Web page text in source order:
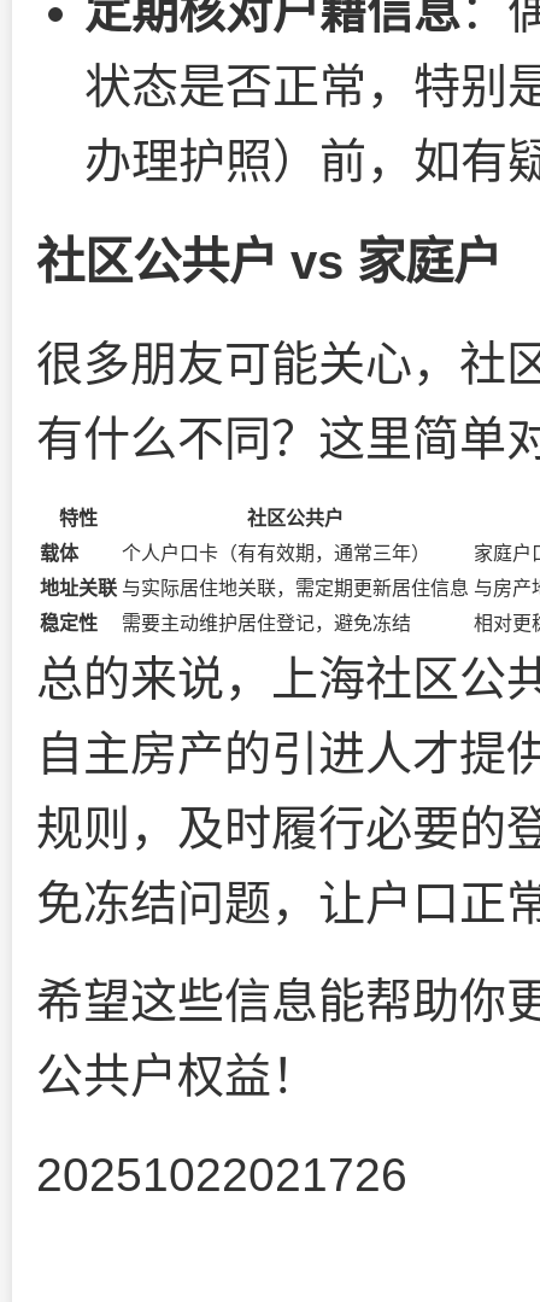
定期核对户籍信息：
状态是否正常，特别
办理护照）前，如有
社区公共户 vs 家庭户
很多朋友可能关心，社
有什么不同？这里简单
特性
社区公共户
载体
个人户口卡（有有效期，通常三年）
家庭户
地址关联 与实际居住地关联，需定期更新居住信息 与房产
稳定性
需要主动维护居住登记，避免冻结 相对更
总的来说，上海社区公
自主房产的引进人才提
规则，及时履行必要的
免冻结问题，让户口正
希望这些信息能帮助你
公共户权益！
20251022021726